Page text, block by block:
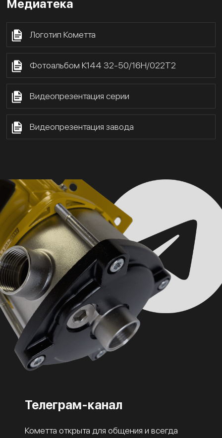
Медиатека
Логотип Кометта
Фотоальбом К144 32-50/16Н/022Т2
Видеопрезентация серии
Видеопрезентация завода
Телеграм-канал
Кометта открыта для общения и всегда